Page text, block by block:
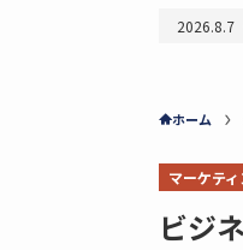
2026.8.7
ホーム
マーケテ
ビジ